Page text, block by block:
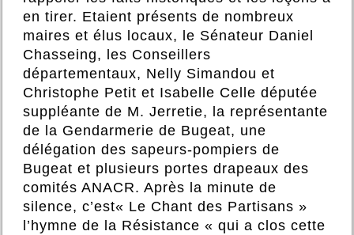
en tirer. Etaient présents de nombreux
maires et élus locaux, le Sénateur Daniel
Chasseing, les Conseillers
départementaux, Nelly Simandou et
Christophe Petit et Isabelle Celle députée
suppléante de M. Jerretie, la représentante
de la Gendarmerie de Bugeat, une
délégation des sapeurs-pompiers de
Bugeat et plusieurs portes drapeaux des
comités ANACR. Après la minute de
silence, c’est« Le Chant des Partisans »
l’hymne de la Résistance « qui a clos cette